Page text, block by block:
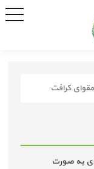
کرافت
به صورت